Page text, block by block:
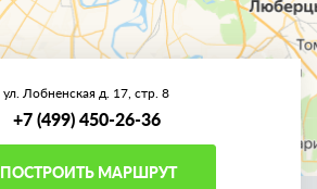
ул. Лобненская д. 17, стр. 8
+7 (499) 450-26-36
ПОСТРОИТЬ МАРШРУТ